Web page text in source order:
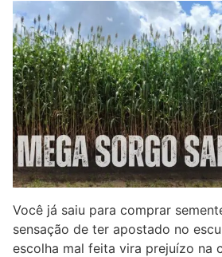
Você já saiu para comprar
sensação de ter apostado no
escolha mal feita vira prejuízo na